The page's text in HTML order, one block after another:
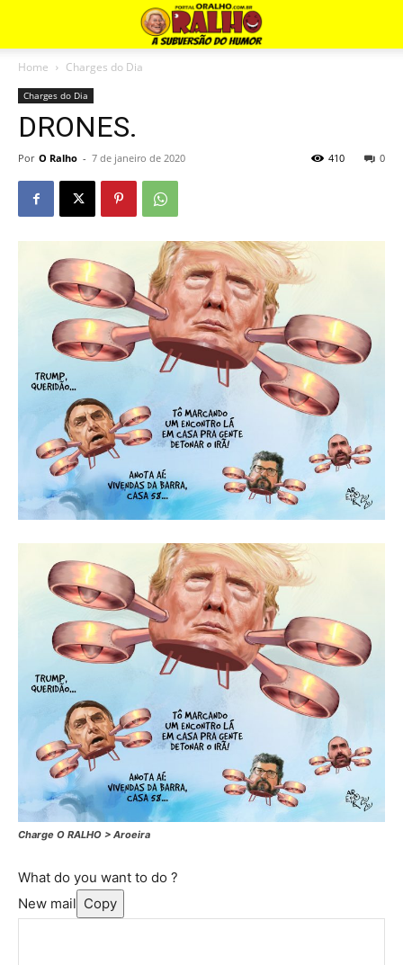
Home Charges do Dia
Charges do Dia
DRONES.
Por O Ralho - 7 de janeiro de 2020 0
410
Charge O RALHO > Aroeira
What do you want to do ?
New mail Copy